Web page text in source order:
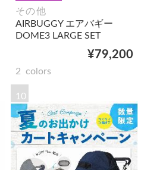
その他
AIRBUGGY エアバギー
DOME3 LARGE SET
¥79,200
2 colors
10